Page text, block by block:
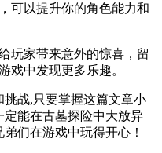
可以提升你的角色能力和
玩家带来意外的惊喜，留
戏中发现更多乐趣。
战,只要掌握这篇文章小
能在古墓探险中大放异
们在游戏中玩得开心！